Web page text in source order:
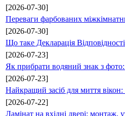
[2026-07-30]
Переваги фарбованих
[2026-07-30]
Що таке Декларація
[2026-07-23]
Як прибрати водяний знак з
[2026-07-23]
Найкращий засіб для миття вікон:
[2026-07-22]
Ламінат на вхідні двері: монтаж,